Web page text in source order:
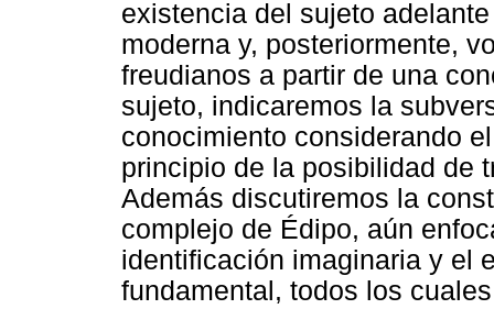
existencia del sujeto
moderna y, posteriormente,
freudianos a partir de una
sujeto, indicaremos la
conocimiento considerando
principio de la posibilidad de
Además discutiremos la
complejo de Édipo, aún
identificación imaginaria y el
fundamental, todos los